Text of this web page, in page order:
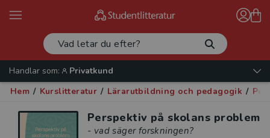
Handlar som:
Privatkund
Hem / Kurslitteratur / Lärarutbildning och pedagogik /
Perspektiv på skolans problem
- vad säger forskningen?